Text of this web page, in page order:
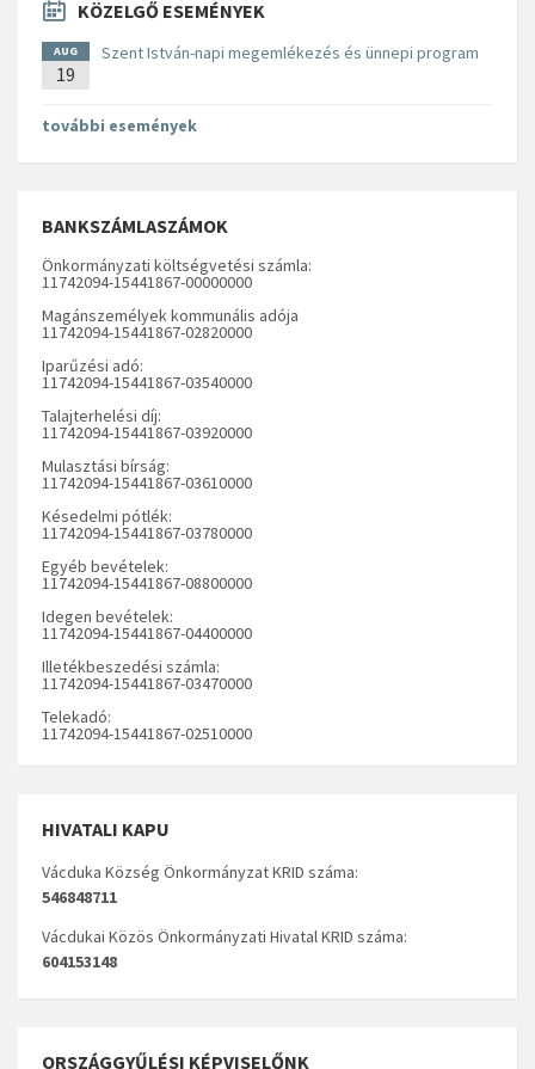
KÖZELGŐ ESEMÉNYEK
AUG
19
Szent István-napi megemlékezés és ünnepi program
további események
BANKSZÁMLASZÁMOK
Önkormányzati költségvetési számla:
11742094-15441867-00000000
Magánszemélyek kommunális adója
11742094-15441867-02820000
Iparűzési adó:
11742094-15441867-03540000
Talajterhelési díj:
11742094-15441867-03920000
Mulasztási bírság:
11742094-15441867-03610000
Késedelmi pótlék:
11742094-15441867-03780000
Egyéb bevételek:
11742094-15441867-08800000
Idegen bevételek:
11742094-15441867-04400000
Illetékbeszedési számla:
11742094-15441867-03470000
Telekadó:
11742094-15441867-02510000
HIVATALI KAPU
Vácduka Község Önkormányzat KRID száma:
546848711
Vácdukai Közös Önkormányzati Hivatal KRID száma:
604153148
ORSZÁGGYŰLÉSI KÉPVISELŐNK